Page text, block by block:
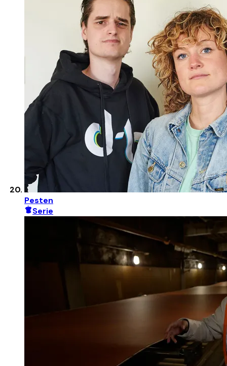
Pesten
Serie